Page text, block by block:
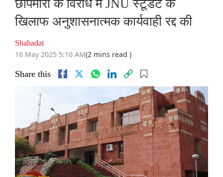
छापेमारी के विरोध में JNU स्टूडेंट के
खिलाफ अनुशासनात्मक कार्यवाही रद्द की
Shahadat
16 May 2025 5:10 AM(2 mins read )
Share this